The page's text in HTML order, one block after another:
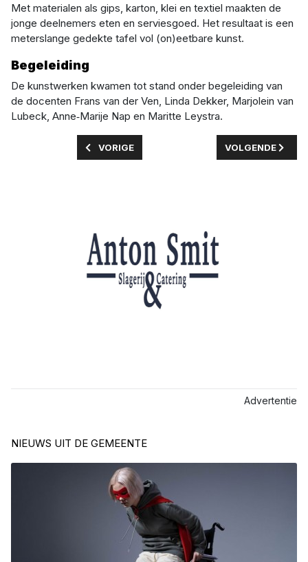
Met materialen als gips, karton, klei en textiel maakten de
jonge deelnemers eten en serviesgoed. Het resultaat is een
meterslange gedekte tafel vol (on)eetbare kunst.
Begeleiding
De kunstwerken kwamen tot stand onder begeleiding van
de docenten Frans van der Ven, Linda Dekker, Marjolein van
Lubeck, Anne‑Marije Nap en Maritte Leystra.
VORIG ARTIKEL: GGD ONDERZOEKT OPNIEUW
VORIGE VOLGENDE
VOLGENDE
Advertentie
NIEUWS UIT DE GEMEENTE